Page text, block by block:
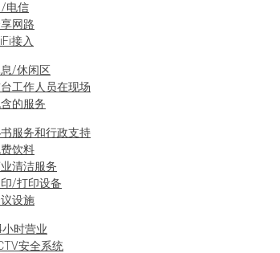
/电信
网路
接入
/休闲区
工作人员在现场
的服务
服务和行政支持
饮料
清洁服务
/打印设备
设施
小时营业
安全系统